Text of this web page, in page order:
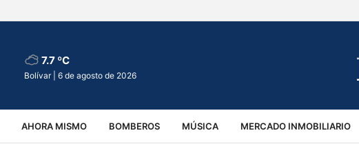
7.7 ºC
Bolívar | 6 de agosto de 2026
AHORA MISMO BOMBEROS MÚSICA MERCADO INMOBILIARIO